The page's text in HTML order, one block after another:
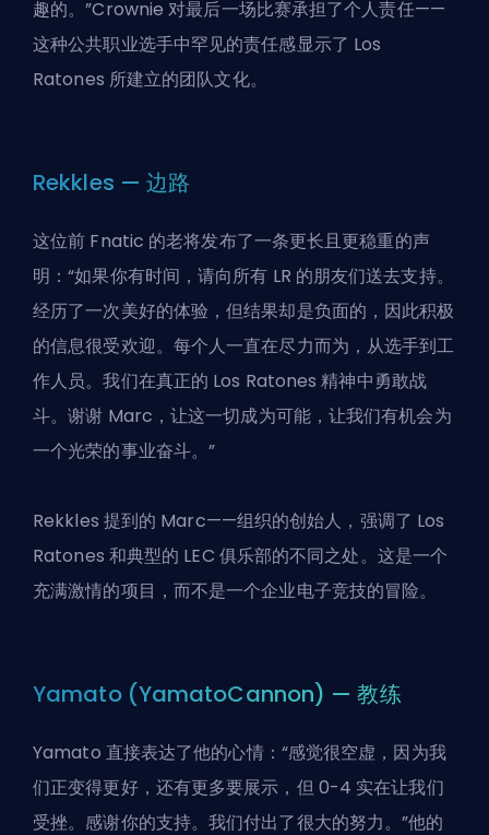
趣的。”Crownie 对最后一场比赛承担了个人责任——
这种公共职业选手中罕见的责任感显示了 Los
Ratones 所建立的团队文化。
Rekkles — 边路
这位前 Fnatic 的老将发布了一条更长且更稳重的声
明：“如果你有时间，请向所有 LR 的朋友们送去支持。
经历了一次美好的体验，但结果却是负面的，因此积极
的信息很受欢迎。每个人一直在尽力而为，从选手到工
作人员。我们在真正的 Los Ratones 精神中勇敢战
斗。谢谢 Marc，让这一切成为可能，让我们有机会为
一个光荣的事业奋斗。”
Rekkles 提到的 Marc——组织的创始人，强调了 Los
Ratones 和典型的 LEC 俱乐部的不同之处。这是一个
充满激情的项目，而不是一个企业电子竞技的冒险。
Yamato (YamatoCannon) — 教练
Yamato 直接表达了他的心情：“感觉很空虚，因为我
们正变得更好，还有更多要展示，但 0-4 实在让我们
受挫。感谢你的支持。我们付出了很大的努力。”他的